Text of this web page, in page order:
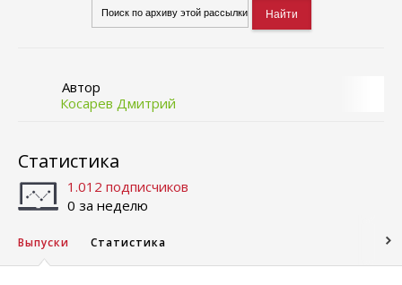
Автор
Косарев Дмитрий
Статистика
1.012 подписчиков
0 за неделю
Выпуски Статистика